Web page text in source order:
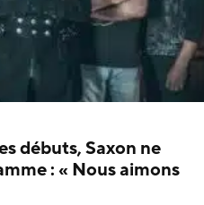
débuts, Saxon ne
: « Nous aimons